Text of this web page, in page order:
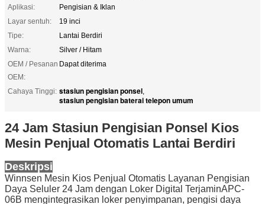
Aplikasi:
Pengisian & Iklan
Layar sentuh:
19 inci
Tipe:
Lantai Berdiri
Warna:
Silver / Hitam
OEM / Pesanan
OEM:
Dapat diterima
Cahaya Tinggi: stasiun pengisian ponsel,
stasiun pengisian baterai telepon umum
24 Jam Stasiun Pengisian Ponsel Kios
Mesin Penjual Otomatis Lantai Berdiri
Deskripsi
Winnsen Mesin Kios Penjual Otomatis Layanan Pengisian
Daya Seluler 24 Jam dengan Loker Digital TerjaminAPC-
06B mengintegrasikan loker penyimpanan, pengisi daya